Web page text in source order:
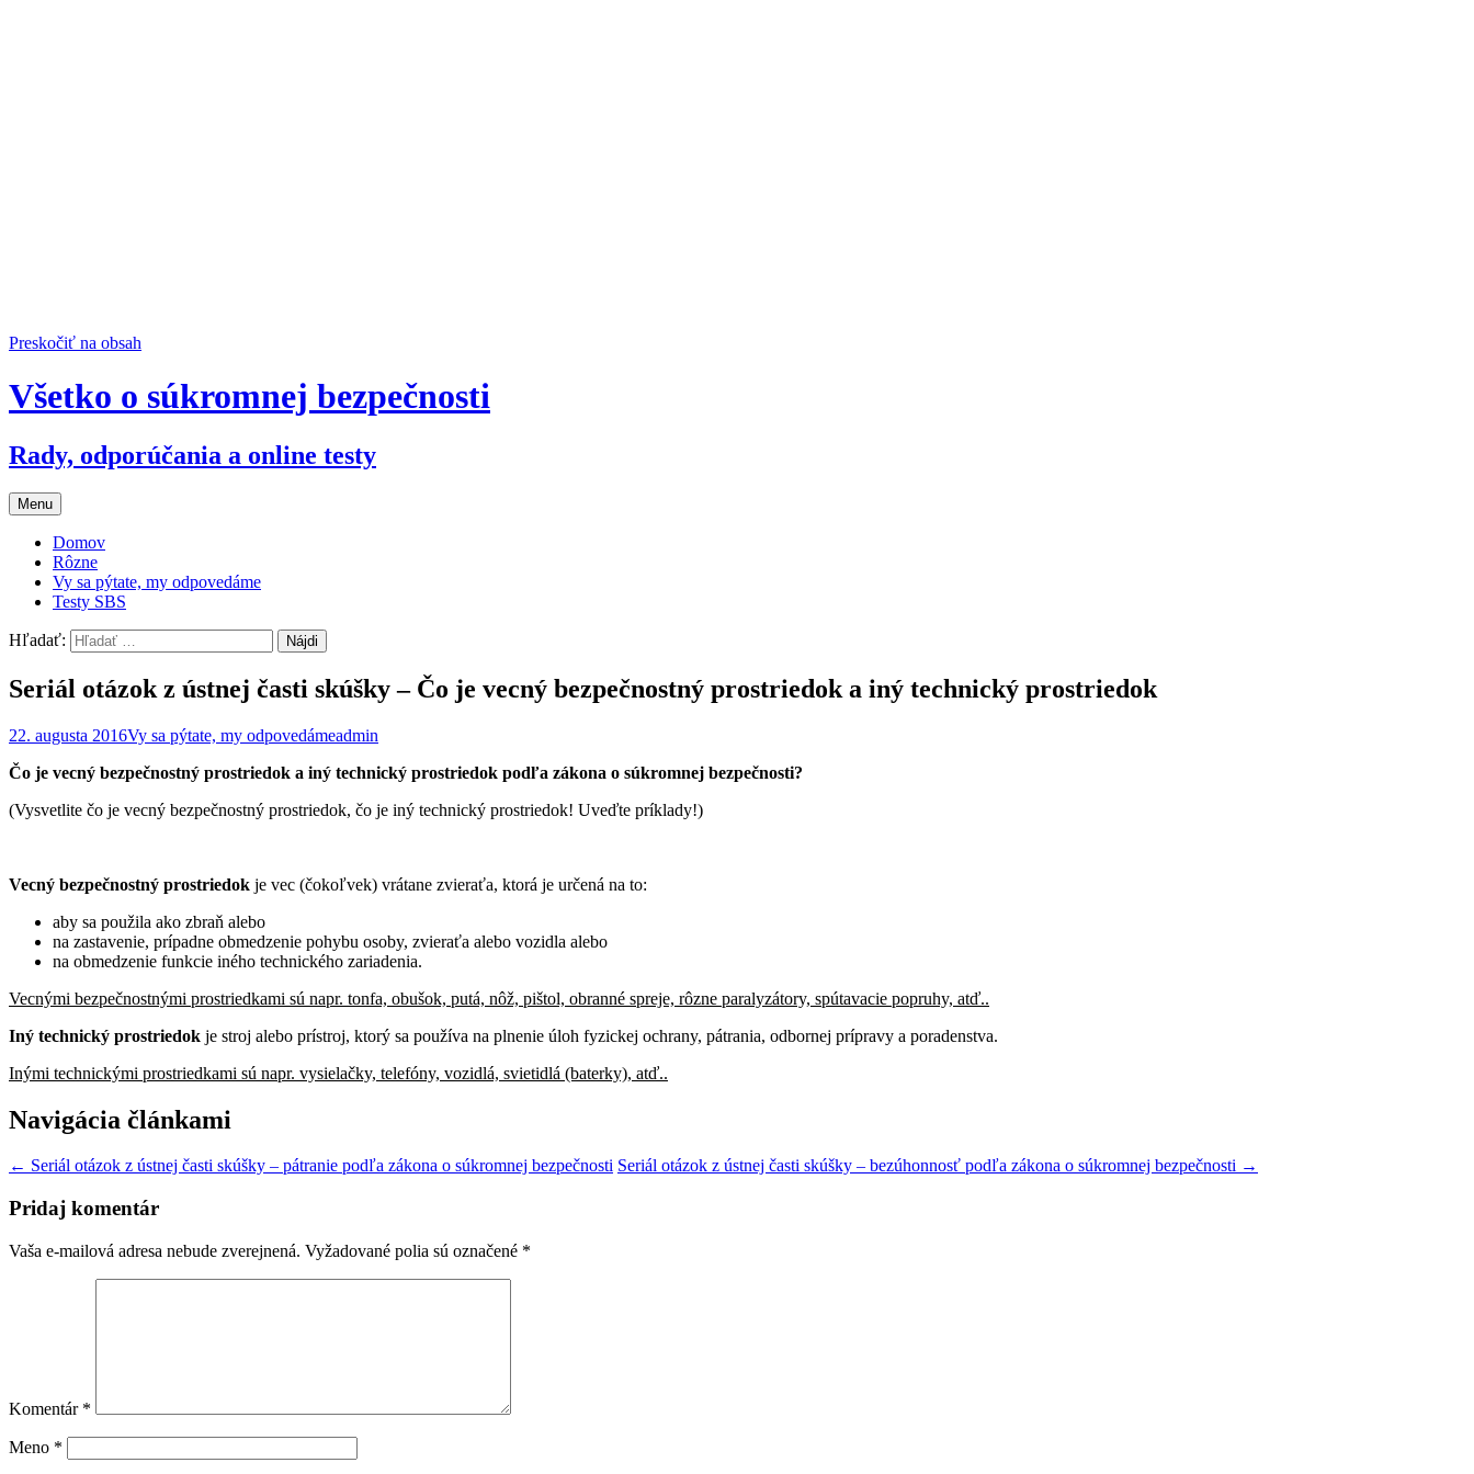
Preskočiť na obsah
Všetko o súkromnej bezpečnosti
Rady, odporúčania a online testy
Menu
Domov
Rôzne
Vy sa pýtate, my odpovedáme
Testy SBS
Hľadať:
Seriál otázok z ústnej časti skúšky – Čo je vecný bezpečnostný prostriedok a iný technický prostriedok
22. augusta 2016Vy sa pýtate, my odpovedámeadmin
Čo je vecný bezpečnostný prostriedok a iný technický prostriedok podľa zákona o súkromnej bezpečnosti?
(Vysvetlite čo je vecný bezpečnostný prostriedok, čo je iný technický prostriedok! Uveďte príklady!)
Vecný bezpečnostný prostriedok je vec (čokoľvek) vrátane zvieraťa, ktorá je určená na to:
aby sa použila ako zbraň alebo
na zastavenie, prípadne obmedzenie pohybu osoby, zvieraťa alebo vozidla alebo
na obmedzenie funkcie iného technického zariadenia.
Vecnými bezpečnostnými prostriedkami sú napr. tonfa, obušok, putá, nôž, pištol, obranné spreje, rôzne paralyzátory, spútavacie popruhy, atď..
Iný technický prostriedok je stroj alebo prístroj, ktorý sa používa na plnenie úloh fyzickej ochrany, pátrania, odbornej prípravy a poradenstva.
Inými technickými prostriedkami sú napr. vysielačky, telefóny, vozidlá, svietidlá (baterky), atď..
Navigácia článkami
← Seriál otázok z ústnej časti skúšky – pátranie podľa zákona o súkromnej bezpečnosti Seriál otázok z ústnej časti skúšky – bezúhonnosť podľa zákona o súkromnej bezpečnosti →
Pridaj komentár
Vaša e-mailová adresa nebude zverejnená. Vyžadované polia sú označené *
Komentár *
Meno *